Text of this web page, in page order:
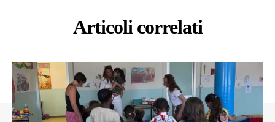
Articoli correlati